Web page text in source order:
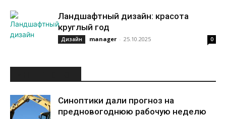
Ландшафтный дизайн: красота
круглый год
Дизайн manager - 25.10.2025 0
Синоптики дали прогноз на
предновогоднюю рабочую неделю